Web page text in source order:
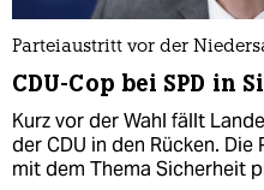
Parteiaustritt vor der
CDU-Cop bei SPD in
Kurz vor der Wahl fällt
der CDU in den Rücken.
mit dem Thema Sicherheit